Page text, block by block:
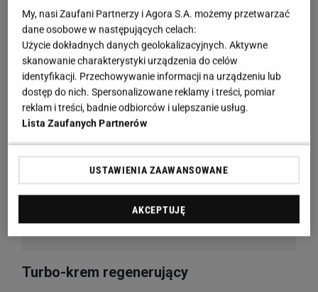
My, nasi Zaufani Partnerzy i Agora S.A. możemy przetwarzać
dane osobowe w następujących celach:
Użycie dokładnych danych geolokalizacyjnych. Aktywne
skanowanie charakterystyki urządzenia do celów
identyfikacji. Przechowywanie informacji na urządzeniu lub
dostęp do nich. Spersonalizowane reklamy i treści, pomiar
reklam i treści, badnie odbiorców i ulepszanie usług.
Lista Zaufanych Partnerów
USTAWIENIA ZAAWANSOWANE
AKCEPTUJĘ